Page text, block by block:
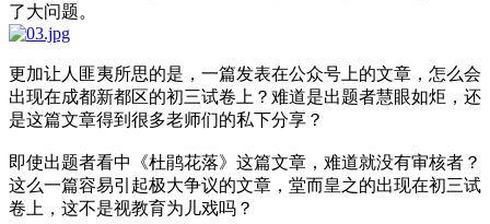
了大问题。
更加让人匪夷所思的是，一篇发表在公众号上的文章，怎么会
出现在成都新都区的初三试卷上？难道是出题者慧眼如炬，还
是这篇文章得到很多老师们的私下分享？
即使出题者看中《杜鹃花落》这篇文章，难道就没有审核者？
这么一篇容易引起极大争议的文章，堂而皇之的出现在初三试
卷上，这不是视教育为儿戏吗？